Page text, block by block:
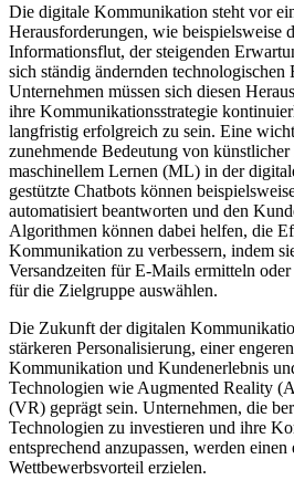
Die digitale Kommunikation steht vor
Herausforderungen, wie beispielsweise
Informationsflut, der steigenden
sich ständig ändernden
Unternehmen müssen sich diesen
ihre Kommunikationsstrategie
langfristig erfolgreich zu sein. Eine
zunehmende Bedeutung von
maschinellem Lernen (ML) in der
gestützte Chatbots können
automatisiert beantworten und den
Algorithmen können dabei helfen, die
Kommunikation zu verbessern, indem
Versandzeiten für E-Mails ermitteln
für die Zielgruppe auswählen.
Die Zukunft der digitalen
stärkeren Personalisierung, einer
Kommunikation und Kundenerlebnis
Technologien wie Augmented Reality
(VR) geprägt sein. Unternehmen, die
Technologien zu investieren und ihre
entsprechend anzupassen, werden einen
Wettbewerbsvorteil erzielen.